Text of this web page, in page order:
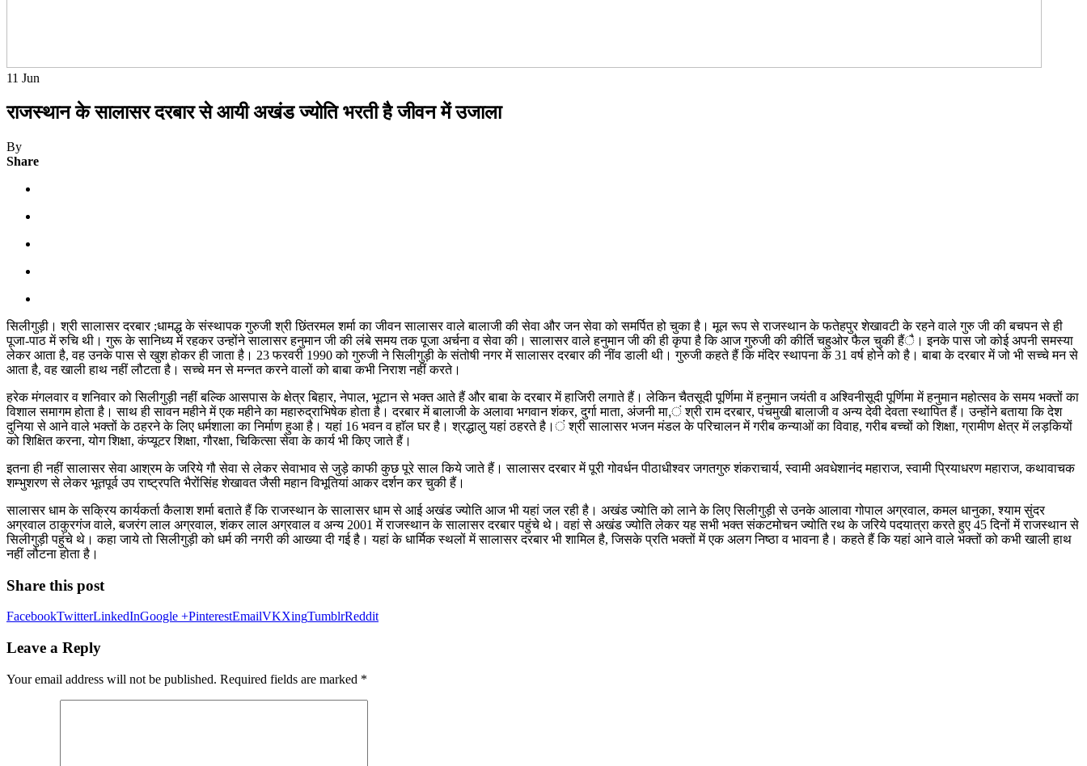
11 Jun
राजस्थान के सालासर दरबार से आयी अखंड ज्योति भरती है जीवन में उजाला
By
Share
सिलीगुड़ी। श्री सालासर दरबार ;धामद्ध के संस्थापक गुरुजी श्री छिंतरमल शर्मा का जीवन सालासर वाले बालाजी की सेवा और जन सेवा को समर्पित हो चुका है। मूल रूप से राजस्थान के फतेहपुर शेखावटी के रहने वाले गुरु जी की बचपन से ही
पूजा-पाठ में रुचि थी। गुरू के सानिध्य में रहकर उन्होंने सालासर हनुमान जी की लंबे समय तक पूजा अर्चना व सेवा की। सालासर वाले हनुमान जी की ही कृपा है कि आज गुरुजी की कीर्ति चहुओर फैल चुकी हैंै। इनके पास जो कोई अपनी समस्या
लेकर आता है, वह उनके पास से खुश होकर ही जाता है। 23 फरवरी 1990 को गुरुजी ने सिलीगुड़ी के संतोषी नगर में सालासर दरबार की नींव डाली थी। गुरुजी कहते हैं कि मंदिर स्थापना के 31 वर्ष होने को है। बाबा के दरबार में जो भी सच्चे मन से
आता है, वह खाली हाथ नहीं लौटता है। सच्चे मन से मन्नत करने वालों को बाबा कभी निराश नहीं करते।
हरेक मंगलवार व शनिवार को सिलीगुड़ी नहीं बल्कि आसपास के क्षेत्र बिहार, नेपाल, भूटान से भक्त आते हैं और बाबा के दरबार में हाजिरी लगाते हैं। लेकिन चैतसूदी पूर्णिमा में हनुमान जयंती व अश्विनीसूदी पूर्णिमा में हनुमान महोत्सव के समय भक्तों का
विशाल समागम होता है। साथ ही सावन महीने में एक महीने का महारुद्राभिषेक होता है। दरबार में बालाजी के अलावा भगवान शंकर, दुर्गा माता, अंजनी मा,ं श्री राम दरबार, पंचमुखी बालाजी व अन्य देवी देवता स्थापित हैं। उन्होंने बताया कि देश
दुनिया से आने वाले भक्तों के ठहरने के लिए धर्मशाला का निर्माण हुआ है। यहां 16 भवन व हाॅल घर है। श्रद्धालु यहां ठहरते है।ं श्री सालासर भजन मंडल के परिचालन में गरीब कन्याओं का विवाह, गरीब बच्चों को शिक्षा, ग्रामीण क्षेत्र में लड़कियों
को शिक्षित करना, योग शिक्षा, कंप्यूटर शिक्षा, गौरक्षा, चिकित्सा सेवा के कार्य भी किए जाते हैं।
इतना ही नहीं सालासर सेवा आश्रम के जरिये गौ सेवा से लेकर सेवाभाव से जुड़े काफी कुछ पूरे साल किये जाते हैं। सालासर दरबार में पूरी गोवर्धन पीठाधीश्वर जगतगुरु शंकराचार्य, स्वामी अवधेशानंद महाराज, स्वामी प्रियाधरण महाराज, कथावाचक
शम्भुशरण से लेकर भूतपूर्व उप राष्ट्रपति भैरोंसिंह शेखावत जैसी महान विभूतियां आकर दर्शन कर चुकी हैं।
सालासर धाम के सक्रिय कार्यकर्ता कैलाश शर्मा बताते हैं कि राजस्थान के सालासर धाम से आई अखंड ज्योति आज भी यहां जल रही है। अखंड ज्योति को लाने के लिए सिलीगुड़ी से उनके आलावा गोपाल अग्रवाल, कमल धानुका, श्याम सुंदर
अग्रवाल ठाकुरगंज वाले, बजरंग लाल अग्रवाल, शंकर लाल अग्रवाल व अन्य 2001 में राजस्थान के सालासर दरबार पहुंचे थे। वहां से अखंड ज्योति लेकर यह सभी भक्त संकटमोचन ज्योति रथ के जरिये पदयात्रा करते हुए 45 दिनों में राजस्थान से
सिलीगुड़ी पहुंचे थे। कहा जाये तो सिलीगुड़ी को धर्म की नगरी की आख्या दी गई है। यहां के धार्मिक स्थलों में सालासर दरबार भी शामिल है, जिसके प्रति भक्तों में एक अलग निष्ठा व भावना है। कहते हैं कि यहां आने वाले भक्तों को कभी खाली हाथ
नहीं लौटना होता है।
Share this post
FacebookTwitterLinkedInGoogle +PinterestEmailVKXingTumblrReddit
Leave a Reply
Your email address will not be published. Required fields are marked *